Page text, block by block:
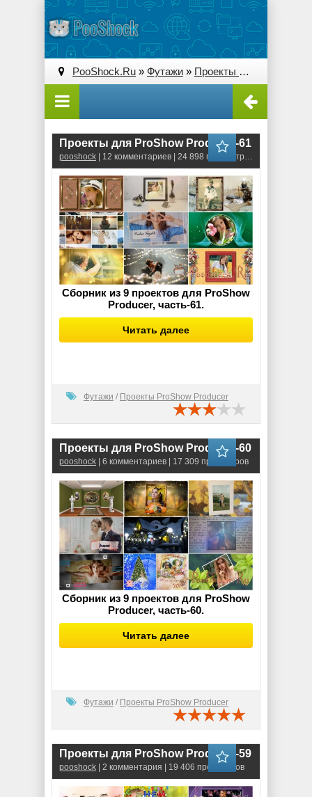
PooShock.Ru » Футажи » Проекты ProShow Producer
Проекты для ProShow Producer-61
pooshock | 12 комментариев | 24 898 просмотров
Сборник из 9 проектов для ProShow
Producer, часть-61.
Читать далее
Футажи / Проекты ProShow Producer
Проекты для ProShow Producer-60
pooshock | 6 комментариев | 17 309 просмотров
Сборник из 9 проектов для ProShow
Producer, часть-60.
Читать далее
Футажи / Проекты ProShow Producer
Проекты для ProShow Producer-59
pooshock | 2 комментария | 19 406 просмотров